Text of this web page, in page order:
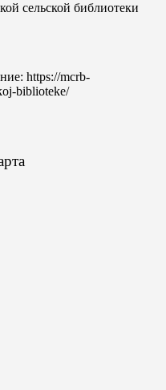
сельской библиотеки
https://mcrb-
biblioteke/